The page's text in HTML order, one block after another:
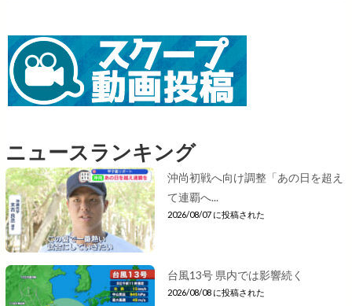
ニュースランキング
沖尚初戦へ向け調整「あの日を超え
て連覇へ...
2026/08/07 に投稿された
台風13号 県内では影響続く
2026/08/08 に投稿された